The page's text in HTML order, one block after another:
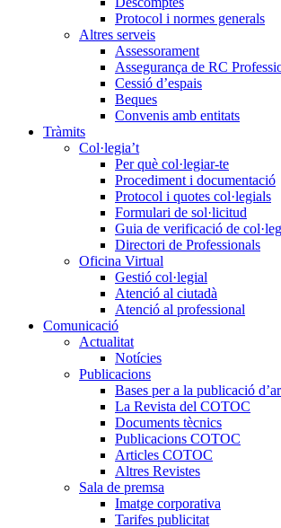
Protocol i normes generals
Altres serveis
Assessorament
Assegurança de RC
Cessió d’espais
Beques
Convenis amb entitats
Tràmits
Col·legia’t
Per què col·legiar-te
Procediment i documentació
Protocol i quotes col·legials
Formulari de sol·licitud
Guia de verificació de
Directori de Professionals
Oficina Virtual
Gestió col·legial
Atenció al ciutadà
Atenció al professional
Comunicació
Actualitat
Notícies
Publicacions
Bases per a la publicació
La Revista del COTOC
Documents tècnics
Publicacions COTOC
Articles COTOC
Altres Revistes
Sala de premsa
Imatge corporativa
Tarifes publicitat